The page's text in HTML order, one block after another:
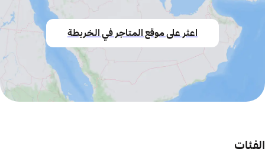
اعثر على موقع المتاجر في الخريطة
الفئات